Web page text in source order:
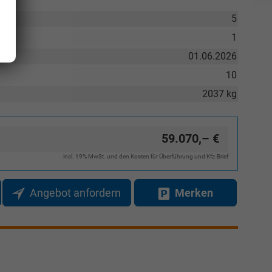
5
1
01.06.2026
10
2037 kg
59.070,– €
incl. 19% MwSt. und den Kosten für Überführung und Kfz-Brief
Angebot anfordern Merken